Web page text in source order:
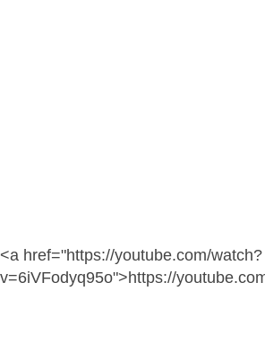
<a href="https://youtube.com/watch?
v=6iVFodyq95o">https://